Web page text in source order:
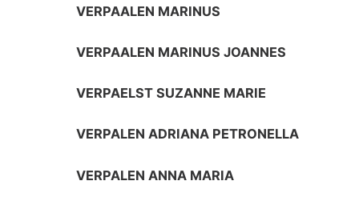
VERPAALEN MARINUS
VERPAALEN MARINUS JOANNES
VERPAELST SUZANNE MARIE
VERPALEN ADRIANA PETRONELLA
VERPALEN ANNA MARIA